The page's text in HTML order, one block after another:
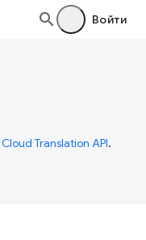
Войти
Cloud Translation API.